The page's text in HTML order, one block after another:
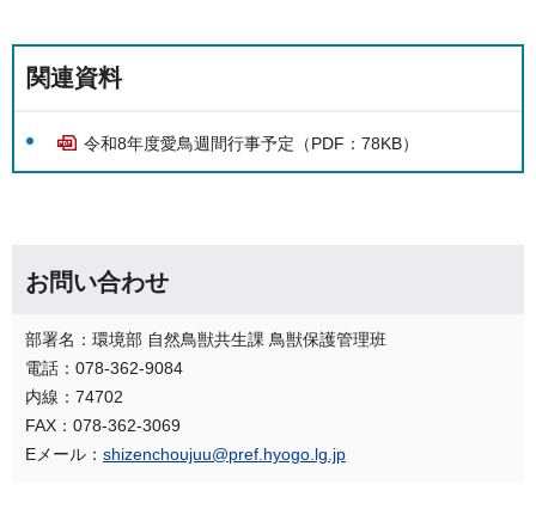
関連資料
令和8年度愛鳥週間行事予定（PDF：78KB）
お問い合わせ
部署名：環境部 自然鳥獣共生課 鳥獣保護管理班
電話：078-362-9084
内線：74702
FAX：078-362-3069
Eメール： shizenchoujuu@pref.hyogo.lg.jp